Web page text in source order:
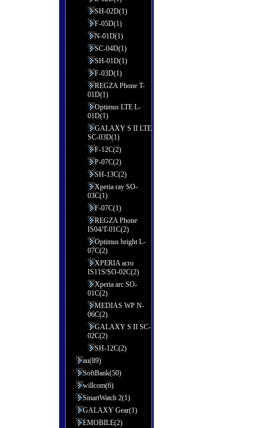
SH-02D(1)
F-05D(1)
N-01D(1)
SC-04D(1)
SH-01D(1)
F-03D(1)
REGZA Phone T-
01D(1)
Optimus LTE L-
01D(1)
GALAXY S II LTE
SC-03D(1)
F-12C(2)
P-07C(2)
SH-13C(2)
Xperia ray SO-
03C(1)
F-07C(1)
REGZA Phone
IS04/T-01C(2)
Optimus bright L-
07C(2)
XPERIA acro
IS11S/SO-02C(2)
Xperia arc SO-
01C(2)
MEDIAS WP N-
06C(2)
GALAXY S II SC-
02C(2)
SH-12C(2)
au(89)
SoftBank(50)
willcom(6)
SmartWatch 2(1)
GALAXY Gear(1)
EMOBILE(2)